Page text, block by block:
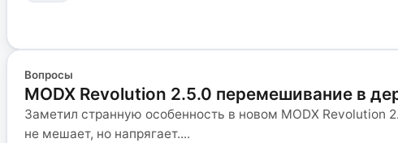
Вопросы
MODX Revolution 2.5.0 перемешивание в
Заметил странную особенность в новом MODX Revolution
не мешает, но напрягает....